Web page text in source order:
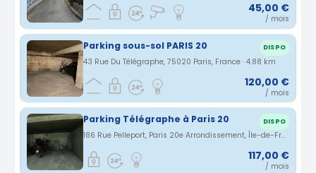
45,00 €
/ mois
Parking sous-sol PARIS 20 DISPO
43 Rue Du Télégraphe, 75020 Paris, France · 4.88 km
120,00 €
/ mois
Parking Télégraphe à Paris 20 DISPO
186 Rue Pelleport, Paris 20e Arrondissement, Île-de-France, France · 4.89 km
117,00 €
/ mois